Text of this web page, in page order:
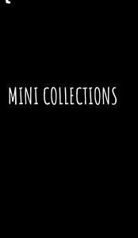
MINI COLLECTIONS